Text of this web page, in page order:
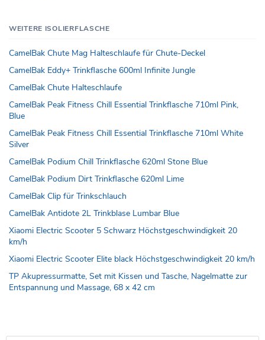
WEITERE ISOLIERFLASCHE
CamelBak Chute Mag Halteschlaufe für Chute-Deckel
CamelBak Eddy+ Trinkflasche 600ml Infinite Jungle
CamelBak Chute Halteschlaufe
CamelBak Peak Fitness Chill Essential Trinkflasche 710ml Pink,
Blue
CamelBak Peak Fitness Chill Essential Trinkflasche 710ml White
Silver
CamelBak Podium Chill Trinkflasche 620ml Stone Blue
CamelBak Podium Dirt Trinkflasche 620ml Lime
CamelBak Clip für Trinkschlauch
CamelBak Antidote 2L Trinkblase Lumbar Blue
Xiaomi Electric Scooter 5 Schwarz Höchstgeschwindigkeit 20
km/h
Xiaomi Electric Scooter Elite black Höchstgeschwindigkeit 20 km/h
TP Akupressurmatte, Set mit Kissen und Tasche, Nagelmatte zur
Entspannung und Massage, 68 x 42 cm